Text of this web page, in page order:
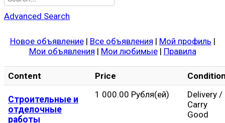
Advanced Search
Новое объявление| Все объявления | Мой профиль |
Мои объявления | Мои любимые| Правила
Content Price
Строительные и
отделочные
работы
1 000.00 Рубля(ей)
Delivery /
Carry
Good